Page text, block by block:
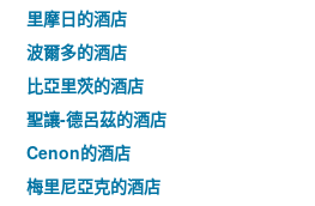
間
平
均
格
里摩日的酒店
波爾多的酒店
比亞里茨的酒店
聖讓-德呂茲的酒店
Cenon的酒店
梅里尼亞克的酒店